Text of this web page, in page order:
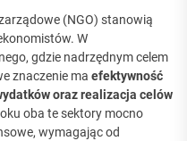
(NGO) stanowią
W
gdzie nadrzędnym celem
znaczenie ma efektywność
oraz realizacja celów
oba te sektory mocno
wymagając od